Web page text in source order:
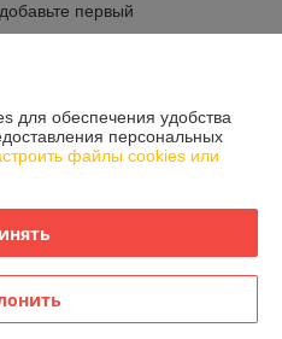
первый
для обеспечения удобства
персональных
файлы cookies или